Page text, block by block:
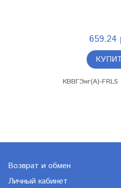
659.24
КВВГЭнг(А)-
Возврат и обмен
Личный кабинет